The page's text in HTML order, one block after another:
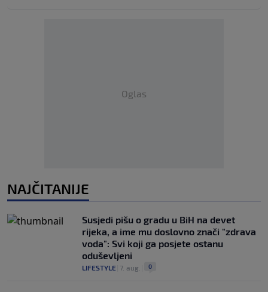
Oglas
NAJČITANIJE
Susjedi pišu o gradu u BiH na devet
rijeka, a ime mu doslovno znači "zdrava
voda": Svi koji ga posjete ostanu
oduševljeni
LIFESTYLE 7. aug. 0